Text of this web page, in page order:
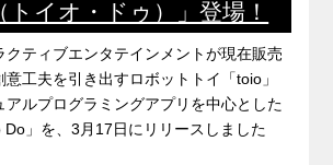
トイオ・ドゥ）」登場！
クティブエンタテインメントが現在販売
工夫を引き出すロボットトイ「toio」
アルプログラミングアプリを中心とした
Do」を、3月17日にリリースしました